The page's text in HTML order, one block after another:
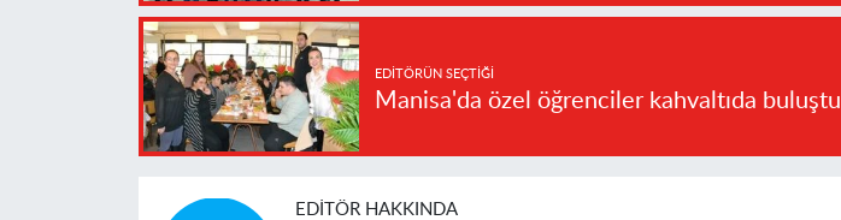
EDITÖRÜN SEÇTIĞI
Manisa'da özel öğrenciler kahvaltıda buluştu
EDITÖR HAKKINDA